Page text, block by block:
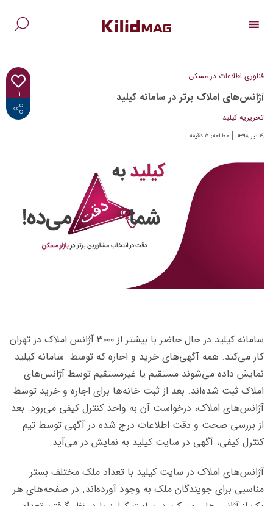
۱
<i class="fab fa-facebook-f"></i>
فناوری اطلاعات در مسکن
آژانس‌های املاک برتر در سامانه کیلید
تحریریه کیلید
۱۹ تیر ۱۳۹۸ مطالعه: ۵ دقیقه
سامانه کیلید در حال حاضر با بیشتر از ۳۰۰۰ آژانس املاک در تهران
کار می‌کند. همه آگهی‌های خرید و اجاره که توسط سامانه کیلید
نمایش داده می‌شوند مستقیم یا غیرمستقیم توسط آژانس‌های
املاک ثبت شده‌اند. بعد از ثبت خانه‌ها برای اجاره و خرید توسط
آژانس‌های املاک، درخواست آن به واحد کنترل کیفی می‌رود. بعد
از بررسی صحت و دقت اطلاعات درج شده در آگهی توسط تیم
کنترل کیفی، آگهی در سایت کیلید به نمایش در می‌آید.
آژانس‌های املاک در سایت کیلید با تعداد ملک مختلف بستر
مناسبی برای جویندگان ملک به وجود آورده‌اند. در صفحه‌های هر